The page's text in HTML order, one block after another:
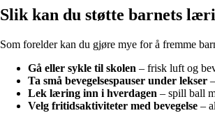
Slik kan du støtte barnets
Som forelder kan du gjøre mye for å fremme
Gå eller sykle til skolen – frisk luft og
Ta små bevegelsespauser under lekser
Lek læring inn i hverdagen – spill ball
Velg fritidsaktiviteter med bevegelse –